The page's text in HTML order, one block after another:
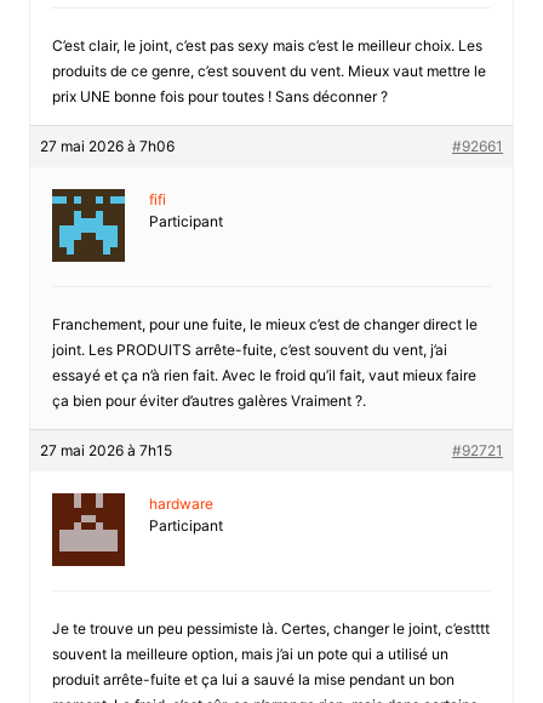
C’est clair, le joint, c’est pas sexy mais c’est le meilleur choix. Les
produits de ce genre, c’est souvent du vent. Mieux vaut mettre le
prix UNE bonne fois pour toutes ! Sans déconner ?
27 mai 2026 à 7h06 #92661
fifi
Participant
Franchement, pour une fuite, le mieux c’est de changer direct le
joint. Les PRODUITS arrête-fuite, c’est souvent du vent, j’ai
essayé et ça n’à rien fait. Avec le froid qu’il fait, vaut mieux faire
ça bien pour éviter d’autres galères Vraiment ?.
27 mai 2026 à 7h15 #92721
hardware
Participant
Je te trouve un peu pessimiste là. Certes, changer le joint, c’estttt
souvent la meilleure option, mais j’ai un pote qui a utilisé un
produit arrête-fuite et ça lui a sauvé la mise pendant un bon